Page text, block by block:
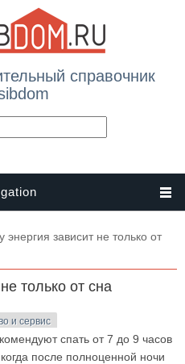
справочник
энергия зависит не только от
только от сна
и сервис
спать от 7 до 9 часов
после полноценной ночи